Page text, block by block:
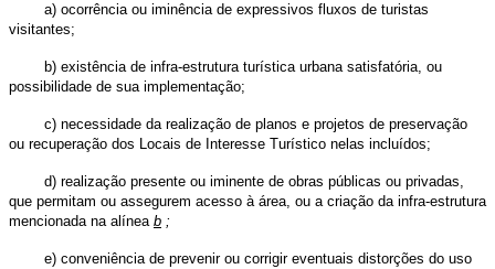
a) ocorrência ou iminência de expressivos fluxos de turistas
visitantes;
b) existência de infra-estrutura turística urbana satisfatória, ou
possibilidade de sua implementação;
c) necessidade da realização de planos e projetos de preservação
ou recuperação dos Locais de Interesse Turístico nelas incluídos;
d) realização presente ou iminente de obras públicas ou privadas,
que permitam ou assegurem acesso à área, ou a criação da infra-estrutura
mencionada na alínea b ;
e) conveniência de prevenir ou corrigir eventuais distorções do uso